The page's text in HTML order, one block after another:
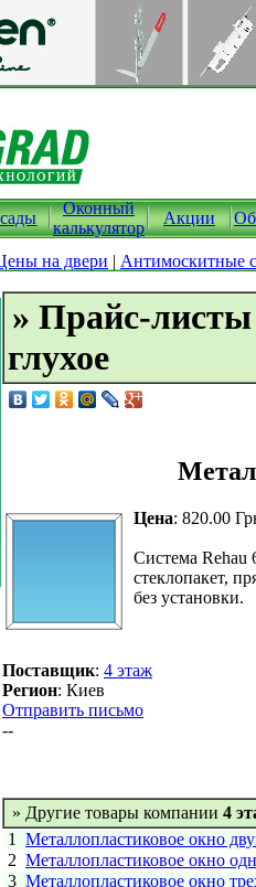
Оконный
калькулятор
Акции
на двери | Антимоскитные
» Прайс-
глухое
Цена: 820.00
Система Rehau
стеклопакет,
без установки.
Поставщик: 4 этаж
Регион: Киев
Отправить письмо
--
» Другие товары компании 4
1
Металлопластиковое окно
2 Металлопластиковое окно
3 Металлопластиковое окно